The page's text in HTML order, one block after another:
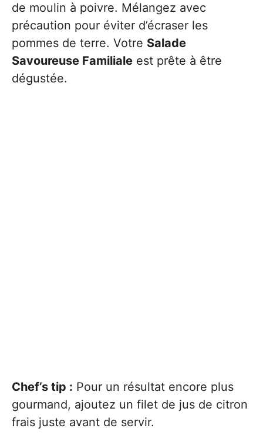
de moulin à poivre. Mélangez avec
précaution pour éviter d’écraser les
pommes de terre. Votre Salade
Savoureuse Familiale est prête à être
dégustée.
Chef’s tip : Pour un résultat encore plus
gourmand, ajoutez un filet de jus de citron
frais juste avant de servir.